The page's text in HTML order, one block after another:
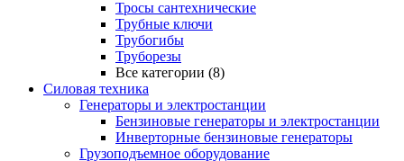
Тросы сантехнические
Трубные ключи
Трубогибы
Труборезы
Все категории (8)
Силовая техника
Генераторы и электростанции
Бензиновые генераторы и электростанции
Инверторные бензиновые генераторы
Грузоподъемное оборудование